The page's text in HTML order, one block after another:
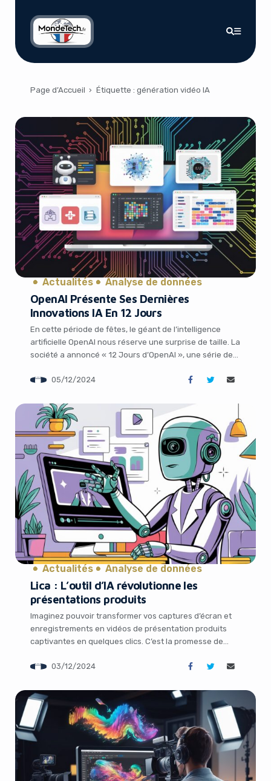
Page d’Accueil › Étiquette : génération vidéo IA
Actualités Analyse de données
OpenAI Présente Ses Dernières
Innovations IA En 12 Jours
En cette période de fêtes, le géant de l’intelligence
artificielle OpenAI nous réserve une surprise de taille. La
société a annoncé « 12 Jours d’OpenAI », une série de
19h, heure de Paris, et se poursuivra pendant les 12
d’OpenAI, […]
05/12/2024
Actualités Analyse de données
Lica : L’outil d’IA révolutionne les
présentations produits
Imaginez pouvoir transformer vos captures d’écran et
enregistrements en vidéos de présentation produits
captivantes en quelques clics. C’est la promesse de
Microsoft qui vient de lever 4 millions de dollars auprès
révolutionnaire. Lica, l’assistant IA qui donne vie […]
03/12/2024